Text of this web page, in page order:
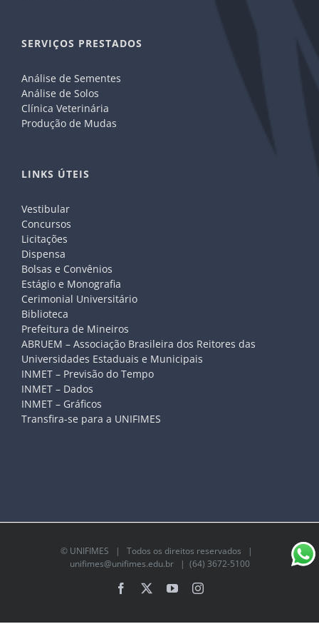
SERVIÇOS PRESTADOS
Análise de Sementes
Análise de Solos
Clínica Veterinária
Produção de Mudas
LINKS ÚTEIS
Vestibular
Concursos
Licitações
Dispensa
Bolsas e Convênios
Estágio e Monografia
Cerimonial Universitário
Biblioteca
Prefeitura de Mineiros
ABRUEM – Associação Brasileira dos Reitores das
Universidades Estaduais e Municipais
INMET – Previsão do Tempo
INMET – Dados
INMET – Gráficos
Transfira-se para a UNIFIMES
© UNIFIMES | Todos os direitos reservados |
unifimes@unifimes.edu.br| (64) 3672-5100
Facebook YouTubeInstagram